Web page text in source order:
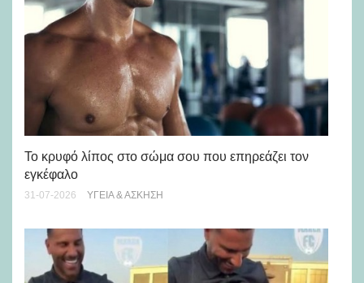
Το κρυφό λίπος στο σώμα σου που επηρεάζει τον
εγκέφαλο
31-07-2026 ΥΓΕΊΑ & ΆΣΚΗΣΗ